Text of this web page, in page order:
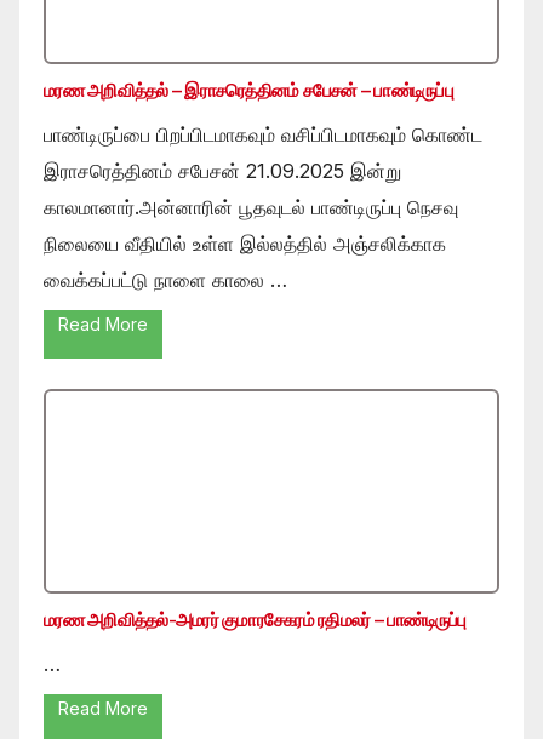
மரண அறிவித்தல் – இராசரெத்தினம் சபேசன் – பாண்டிருப்பு
பாண்டிருப்பை பிறப்பிடமாகவும் வசிப்பிடமாகவும் கொண்ட
இராசரெத்தினம் சபேசன் 21.09.2025 இன்று
காலமானார்.அன்னாரின் பூதவுடல் பாண்டிருப்பு நெசவு
நிலையை வீதியில் உள்ள இல்லத்தில் அஞ்சலிக்காக
வைக்கப்பட்டு நாளை காலை …
Read More
மரண அறிவித்தல்-அமரர் குமாரசேகரம் ரதிமலர் – பாண்டிருப்பு
…
Read More